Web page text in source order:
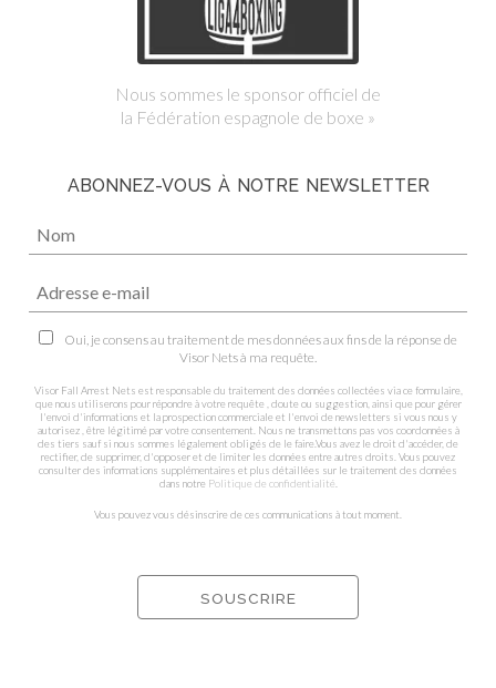
Nous sommes le sponsor officiel de
la Fédération espagnole de boxe »
ABONNEZ-VOUS À NOTRE NEWSLETTER
Oui, je consens au traitement de mes données aux fins de la réponse de
Visor Nets à ma requête.
Visor Fall Arrest Nets est responsable du traitement des données collectées via ce formulaire,
que nous utiliserons pour répondre à votre requête , doute ou suggestion, ainsi que pour gérer
l'envoi d'informations et la prospection commerciale et l'envoi de newsletters si vous nous y
autorisez , être légitimé par votre consentement. Nous ne transmettons pas vos coordonnées à
des tiers sauf si nous sommes légalement obligés de le faire.Vous avez le droit d'accéder, de
rectifier, de supprimer, d'opposer et de limiter les données entre autres droits. Vous pouvez
consulter des informations supplémentaires et plus détaillées sur le traitement des données
dans notre Politique de confidentialité
Vous pouvez vous désinscrire de ces communications à tout moment.